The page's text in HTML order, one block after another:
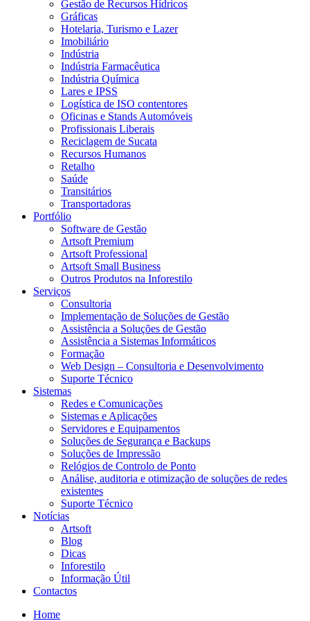
Gestão de Recursos Hídricos
Gráficas
Hotelaria, Turismo e Lazer
Imobiliário
Indústria
Indústria Farmacêutica
Indústria Química
Lares e IPSS
Logística de ISO contentores
Oficinas e Stands Automóveis
Profissionais Liberais
Reciclagem de Sucata
Recursos Humanos
Retalho
Saúde
Transitários
Transportadoras
Portfólio
Software de Gestão
Artsoft Premium
Artsoft Professional
Artsoft Small Business
Outros Produtos na Inforestilo
Serviços
Consultoria
Implementação de Soluções de Gestão
Assistência a Soluções de Gestão
Assistência a Sistemas Informáticos
Formação
Web Design – Consultoria e Desenvolvimento
Suporte Técnico
Sistemas
Redes e Comunicações
Sistemas e Aplicações
Servidores e Equipamentos
Soluções de Segurança e Backups
Soluções de Impressão
Relógios de Controlo de Ponto
Análise, auditoria e otimização de soluções de redes
existentes
Suporte Técnico
Notícias
Artsoft
Blog
Dicas
Inforestilo
Informação Útil
Contactos
Home